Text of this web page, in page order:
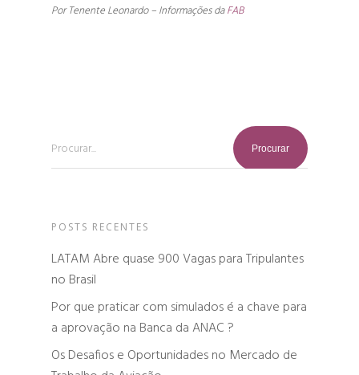
Por Tenente Leonardo – Informações daFAB
Procurar...
POSTS RECENTES
LATAM Abre quase 900 Vagas para Tripulantes
no Brasil
Por que praticar com simulados é a chave para
a aprovação na Banca da ANAC ?
Os Desafios e Oportunidades no Mercado de